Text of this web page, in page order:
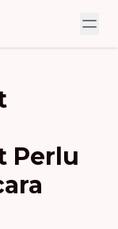
Perlu